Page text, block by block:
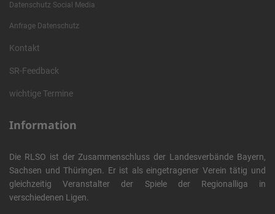
Datenschutz Social Media
Anfrage Datenschutz
Kontakt
SR-Feedback
wichtige Termine
Information
Die RLSO ist der Zusammenschluss der Landesverbände Bayern,
Sachsen und Thüringen. Er ist als eingetragener Verein tätig und
gleichzeitig Veranstalter der Spiele der Regionalliga in
verschiedenen Ligen.